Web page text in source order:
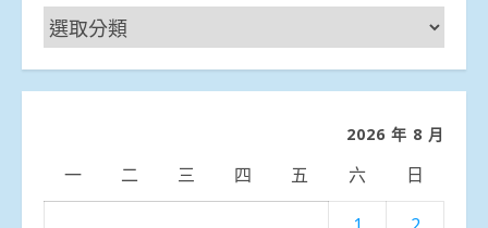
新
聞
分
2026 年 8 月
一 二 三 四 五 六 日